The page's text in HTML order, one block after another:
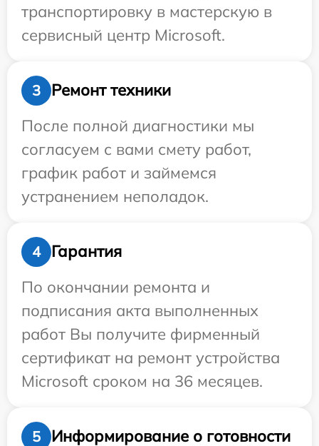
транспортировку в мастерскую в
сервисный центр Microsoft.
3
Ремонт техники
После полной диагностики мы
согласуем с вами смету работ,
график работ и займемся
устранением неполадок.
4
Гарантия
По окончании ремонта и
подписания акта выполненных
работ Вы получите фирменный
сертификат на ремонт устройства
Microsoft сроком на 36 месяцев.
5 Информирование о готовности